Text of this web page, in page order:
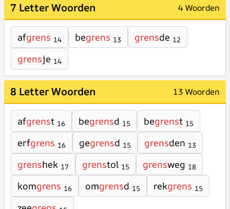
7 Letter Woorden 4 Woorden
afgrens 14 begrens 13 grensde 12
grensje 14
8 Letter Woorden 13 Woorden
afgrenst 16 begrensd 15 begrenst 15
erfgrens 16 gegrensd 15 grensden 13
grenshek 17 grenstol 15 grensweg 18
komgrens 16 omgrensd 15 rekgrens 15